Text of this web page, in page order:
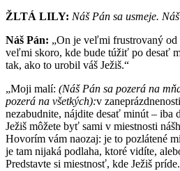
ŽLTÁ LILY: Náš Pán sa usmeje.
Náš Pán: „On je veľmi frustrovaný od
veľmi skoro, kde bude túžiť po desať
tak, ako to urobil váš Ježiš.“
„Moji malí: (Náš Pán sa pozerá na
pozerá na všetkých):v
nezabudnite, nájdite desať minút – iba
Ježiš môžete byť sami v miestnosti
Hovorím vám naozaj: je to pozlátené
je tam nijaká podlaha, ktoré vidíte,
Predstavte si miestnosť, kde Ježiš príde.